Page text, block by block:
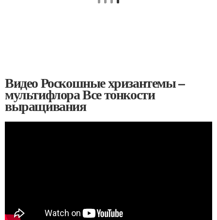
Видео Роскошные хризантемы –
мультифлора Все тонкости
выращивания